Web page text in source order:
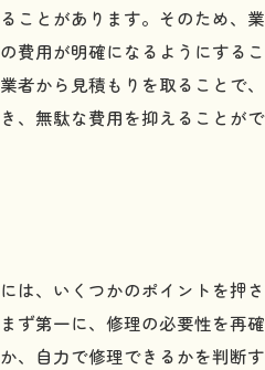
ことがあります。そのため、業
費用が明確になるようにするこ
者から見積もりを取ることで、
、無駄な費用を抑えることがで
は、いくつかのポイントを押さ
ず第一に、修理の必要性を再確
、自力で修理できるかを判断す